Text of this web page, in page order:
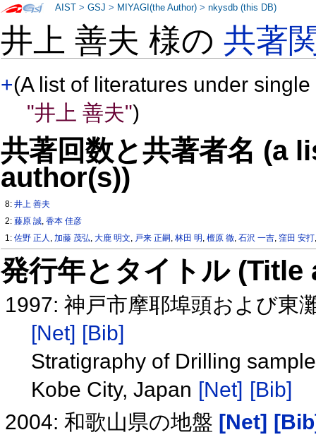
井上 善夫 様の共著
+(A list of literatures under
"井上 善夫")
共著回数と共著者名 (a
author(s))
8:井上 善夫
2:藤原 誠,香本 佳彦
1:佐野 正人 ,加藤 茂弘,大鹿 明文, 戸来 正嗣 ,林田 明 ,檀原 徹,石沢 一吉,窪田 安打
発行年とタイトル
1997: 神戸市摩耶埠頭および東
[Net] [Bib]
Stratigraphy of Drilling
Kobe City, Japan [Net] [Bib]
2004: 和歌山県の地盤 [Net]
AIST >GSJ > MIYAGI(the Author) >nkysdb (this DB)